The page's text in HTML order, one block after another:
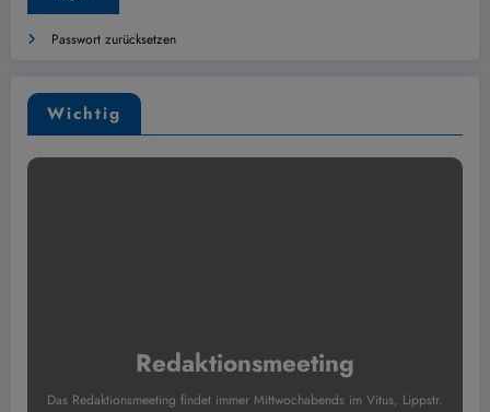
Passwort zurücksetzen
Wichtig
Redaktionsmeeting
Das Redaktionsmeeting findet immer Mittwochabends im Vitus, Lippstr.